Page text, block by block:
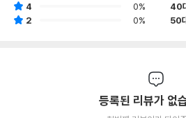
4
0%
2
0%
40
50
등록된 리뷰가 없